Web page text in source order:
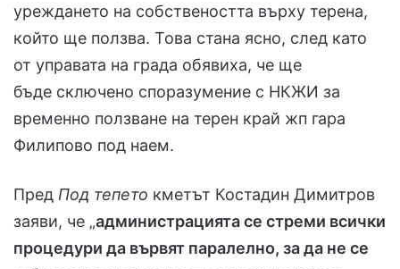
уреждането на собствеността върху терена,
който ще ползва. Това стана ясно, след като
от управата на града обявиха, че ще
бъде сключено споразумение с НКЖИ за
временно ползване на терен край жп гара
Филипово под наем.
Пред Под тепето кметът Костадин Димитров
заяви, че „администрацията се стреми всички
процедури да вървят паралелно, за да не се